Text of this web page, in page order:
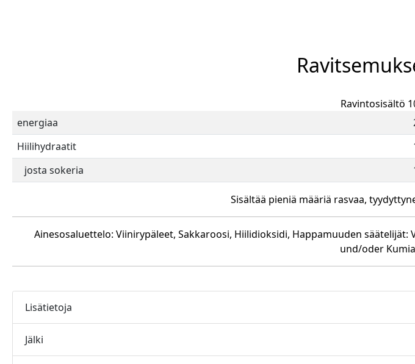
Ravintosisältö
energiaa
Hiilihydraatit
josta sokeria
Sisältää pieniä määriä rasvaa,
Ainesosaluettelo: Viinirypäleet, Sakkaroosi, Hiilidioksidi, Happamuuden
und/oder
Lisätietoja
Jälki